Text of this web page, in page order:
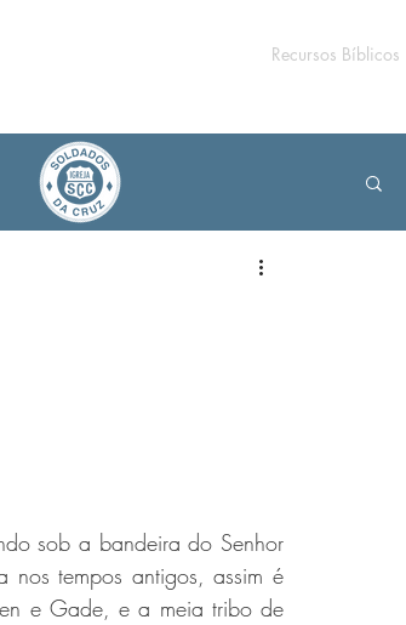
Recursos Bíblicos
sob a bandeira do Senhor
nos tempos antigos, assim é
e Gade, e a meia tribo de